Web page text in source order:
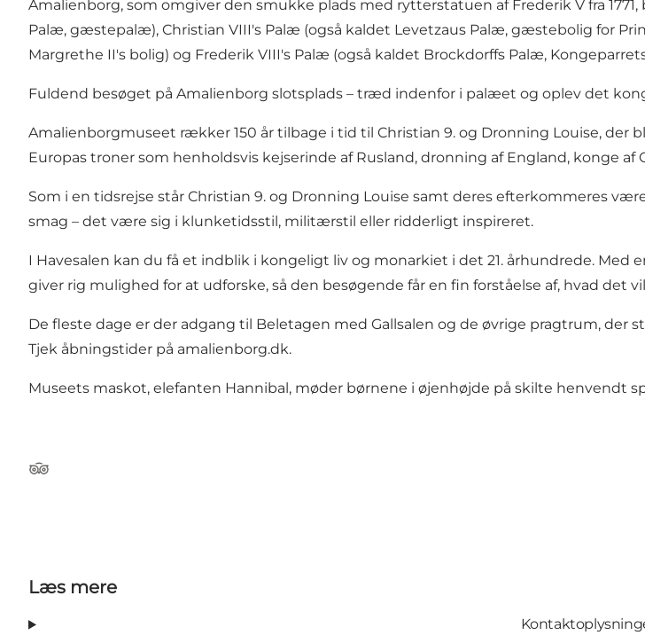
Amalienborg, som omgiver den smukke plads med rytterstatuen af Frederik V fra
Palæ, gæstepalæ), Christian VIII's Palæ (også kaldet Levetzaus Palæ, gæstebolig for
Margrethe II's bolig) og Frederik VIII's Palæ (også kaldet Brockdorffs Palæ,
Fuldend besøget på Amalienborg slotsplads – træd indenfor i palæet og oplev det
Amalienborgmuseet rækker 150 år tilbage i tid til Christian 9. og Dronning Louise, der
Europas troner som henholdsvis kejserinde af Rusland, dronning af England, konge
Som i en tidsrejse står Christian 9. og Dronning Louise samt deres efterkommeres
smag – det være sig i klunketidsstil, militærstil eller ridderligt inspireret.
I Havesalen kan du få et indblik i kongeligt liv og monarkiet i det 21. århundrede.
giver rig mulighed for at udforske, så den besøgende får en fin forståelse af, hvad det
De fleste dage er der adgang til Beletagen med Gallsalen og de øvrige pragtrum,
Tjek åbningstider på amalienborg.dk.
Museets maskot, elefanten Hannibal, møder børnene i øjenhøjde på skilte henvendt
Tripadvisor
Læs mere